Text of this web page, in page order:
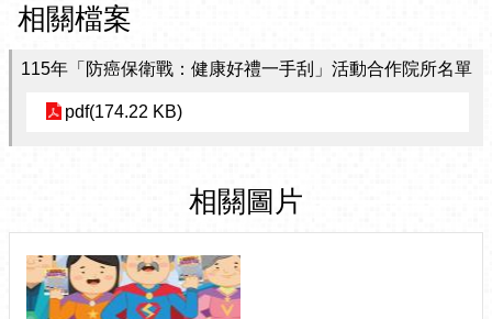
相關檔案
115年「防癌保衛戰：健康好禮一手刮」活動合作院所名單
pdf(174.22 KB)
相關圖片